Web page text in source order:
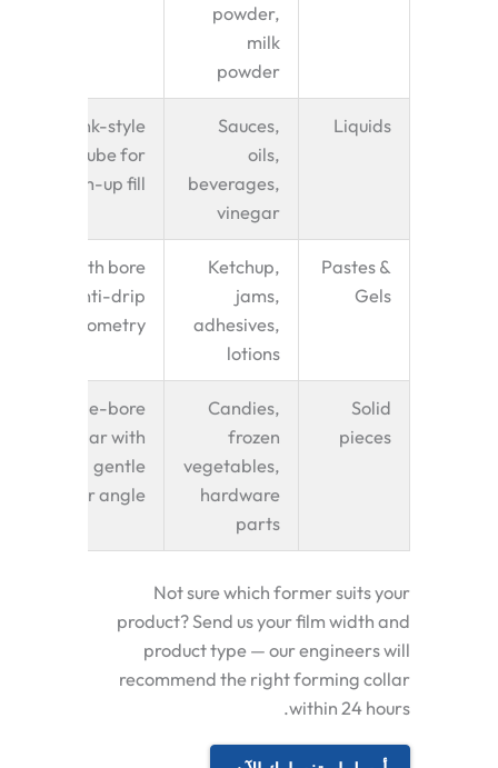
powder,
milk
powder
Liquids
Sauces,
oils,
beverages,
vinegar
Trunk-style
tube for
bottom-up fill
Pastes &
Gels
Ketchup,
jams,
adhesives,
lotions
Smooth bore
tube, anti-drip
geometry
Solid
pieces
Candies,
frozen
vegetables,
hardware
parts
Wide-bore
collar with
gentle
shoulder angle
Not sure which former suits your
product? Send us your film width and
product type — our engineers will
recommend the right forming collar
within 24 hours.